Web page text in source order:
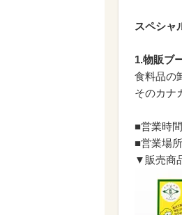
スペシャ
1.物販ブ
食料品の
そのカナ
■営業時
■営業場
▼販売商